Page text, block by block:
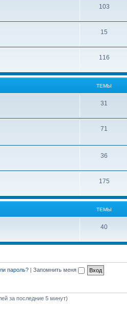
103
15
116
ТЕМЫ
31
71
36
175
ТЕМЫ
40
пароль? | Запомнить меня
за последние 5 минут)